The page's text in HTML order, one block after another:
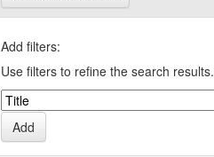
Add filters:
Use filters to refine the search results.